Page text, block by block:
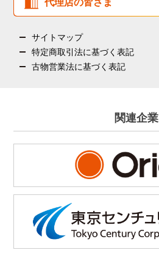
サイトマップ
特定商取引法に基づく表記
古物営業法に基づく表記
関連企業